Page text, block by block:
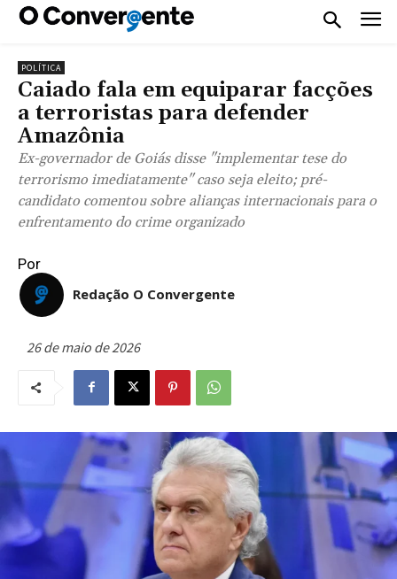
POLÍTICA
Caiado fala em equiparar facções
a terroristas para defender
Amazônia
Ex-governador de Goiás disse "implementar tese do
terrorismo imediatamente" caso seja eleito; pré-
candidato comentou sobre alianças internacionais para o
enfrentamento do crime organizado
Por
Redação O Convergente
26 de maio de 2026